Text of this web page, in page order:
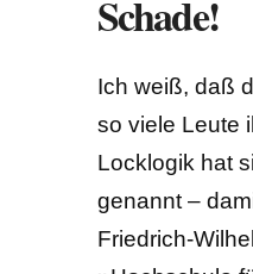
Schade!
Ich weiß, daß
so viele Leute
Locklogik hat
genannt –
Friedrich-